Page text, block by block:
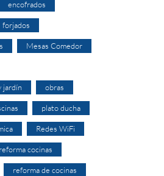
encofrados
forjados
Mesas Comedor
jardín obras
plato ducha
Redes WiFi
reforma cocinas
reforma de cocinas